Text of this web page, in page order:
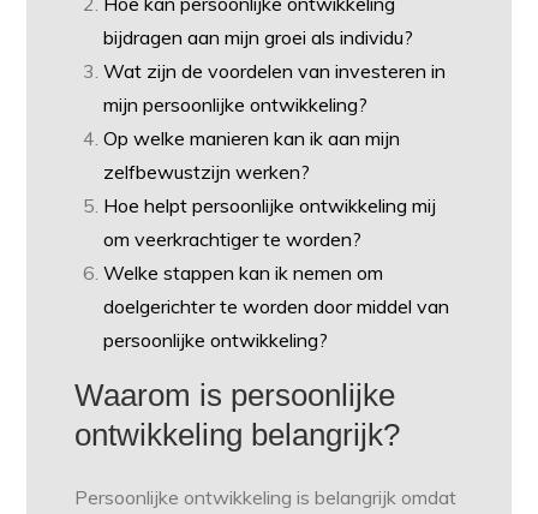
bijdragen aan mijn groei als individu?
Wat zijn de voordelen van investeren in
mijn persoonlijke ontwikkeling?
Op welke manieren kan ik aan mijn
zelfbewustzijn werken?
Hoe helpt persoonlijke ontwikkeling mij
om veerkrachtiger te worden?
Welke stappen kan ik nemen om
doelgerichter te worden door middel van
persoonlijke ontwikkeling?
Waarom is persoonlijke
ontwikkeling belangrijk?
Persoonlijke ontwikkeling is belangrijk omdat